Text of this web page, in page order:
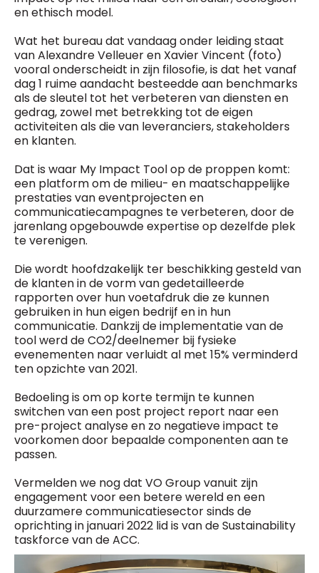
en ethisch model.
Wat het bureau dat vandaag onder leiding staat
van Alexandre Velleuer en Xavier Vincent (foto)
vooral onderscheidt in zijn filosofie, is dat het vanaf
dag 1 ruime aandacht besteedde aan benchmarks
als de sleutel tot het verbeteren van diensten en
gedrag, zowel met betrekking tot de eigen
activiteiten als die van leveranciers, stakeholders
en klanten.
Dat is waar My Impact Tool op de proppen komt:
een platform om de milieu- en maatschappelijke
prestaties van eventprojecten en
communicatiecampagnes te verbeteren, door de
jarenlang opgebouwde expertise op dezelfde plek
te verenigen.
Die wordt hoofdzakelijk ter beschikking gesteld van
de klanten in de vorm van gedetailleerde
rapporten over hun voetafdruk die ze kunnen
gebruiken in hun eigen bedrijf en in hun
communicatie. Dankzij de implementatie van de
tool werd de CO2/deelnemer bij fysieke
evenementen naar verluidt al met 15% verminderd
ten opzichte van 2021.
Bedoeling is om op korte termijn te kunnen
switchen van een post project report naar een
pre-project analyse en zo negatieve impact te
voorkomen door bepaalde componenten aan te
passen.
Vermelden we nog dat VO Group vanuit zijn
engagement voor een betere wereld en een
duurzamere communicatiesector sinds de
oprichting in januari 2022 lid is van de Sustainability
taskforce van de ACC.